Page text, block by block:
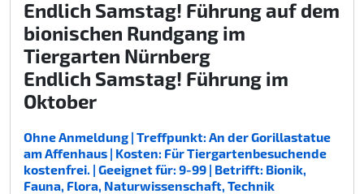
Endlich Samstag! Führung auf dem
bionischen Rundgang im
Tiergarten Nürnberg
Endlich Samstag! Führung im
Oktober
Ohne Anmeldung | Treffpunkt: An der Gorillastatue
am Affenhaus | Kosten: Für Tiergartenbesuchende
kostenfrei. | Geeignet für: 9-99 | Betrifft: Bionik,
Fauna, Flora, Naturwissenschaft, Technik